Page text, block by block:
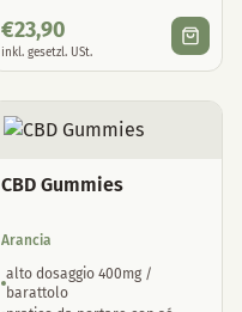
€23,90
inkl. gesetzl. USt.
CBD Gummies
Arancia
alto dosaggio 400mg /
barattolo